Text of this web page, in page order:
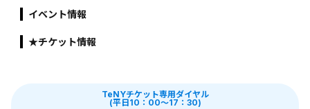
イベント情報
★チケット情報
TeNYチケット専用ダイヤル
(平日10：00～17：30)